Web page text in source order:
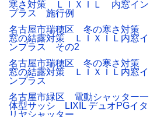
寒さ対策 ＬＩＸＩＬ 内窓イン
プラス 施行例
名古屋市瑞穂区 冬の寒さ対策
窓の結露対策 ＬＩＸＩＬ内窓イ
ンプラス その2
名古屋市瑞穂区 冬の寒さ対策
窓の結露対策 ＬＩＸＩＬ内窓イ
ンプラス
名古屋市緑区 電動シャッター一
体型サッシ LIXIL デュオPGイタ
リヤシャッター